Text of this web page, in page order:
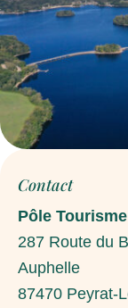
Contact
Pôle
287 Route du
Auphelle
87470 Peyrat-